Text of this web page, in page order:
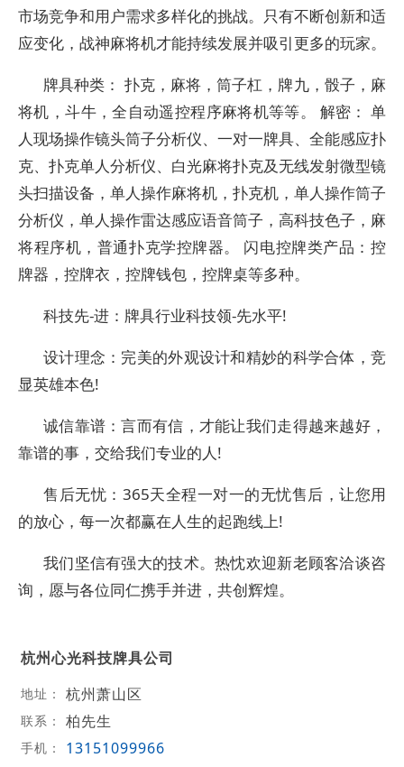
市场竞争和用户需求多样化的挑战。只有不断创新和适
应变化，战神麻将机才能持续发展并吸引更多的玩家。
牌具种类： 扑克，麻将，筒子杠，牌九，骰子，麻
将机，斗牛，全自动遥控程序麻将机等等。 解密： 单
人现场操作镜头筒子分析仪、一对一牌具、全能感应扑
克、扑克单人分析仪、白光麻将扑克及无线发射微型镜
头扫描设备，单人操作麻将机，扑克机，单人操作筒子
分析仪，单人操作雷达感应语音筒子，高科技色子，麻
将程序机，普通扑克学控牌器。 闪电控牌类产品：控
牌器，控牌衣，控牌钱包，控牌桌等多种。
科技先-进：牌具行业科技领-先水平!
设计理念：完美的外观设计和精妙的科学合体，竞
显英雄本色!
诚信靠谱：言而有信，才能让我们走得越来越好，
靠谱的事，交给我们专业的人!
售后无忧：365天全程一对一的无忧售后，让您用
的放心，每一次都赢在人生的起跑线上!
我们坚信有强大的技术。热忱欢迎新老顾客洽谈咨
询，愿与各位同仁携手并进，共创辉煌。
杭州心光科技牌具公司
地址： 杭州萧山区
联系： 柏先生
手机： 13151099966